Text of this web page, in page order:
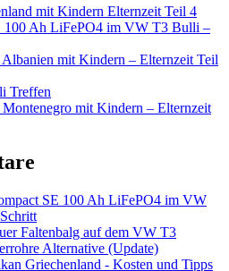
mit Kindern Elternzeit Teil 4
100 Ah LiFePO4 im VW T3 Bulli –
mit Kindern – Elternzeit Teil
Treffen
mit Kindern – Elternzeit
SE 100 Ah LiFePO4 im VW
Faltenbalg auf dem VW T3
Alternative (Update)
Griechenland - Kosten und Tipps